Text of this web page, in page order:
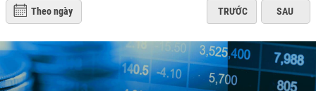
Theo ngày TRƯỚC SAU